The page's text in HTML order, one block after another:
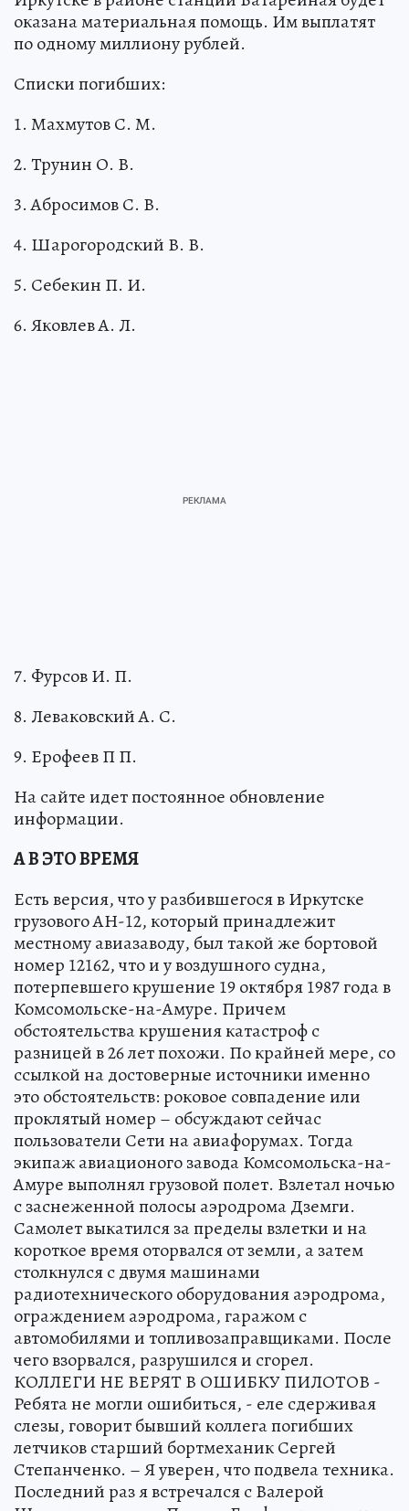
оказана материальная помощь. Им выплатят
по одному миллиону рублей.
Списки погибших:
1. Махмутов С. М.
2. Трунин О. В.
3. Абросимов С. В.
4. Шарогородский В. В.
5. Себекин П. И.
6. Яковлев А. Л.
7. Фурсов И. П.
8. Леваковский А. С.
9. Ерофеев П П.
На сайте идет постоянное обновление
информации.
А В ЭТО ВРЕМЯ
Есть версия, что у разбившегося в Иркутске
грузового АН-12, который принадлежит
местному авиазаводу, был такой же бортовой
номер 12162, что и у воздушного судна,
потерпевшего крушение 19 октября 1987 года в
Комсомольске-на-Амуре. Причем
обстоятельства крушения катастроф с
разницей в 26 лет похожи. По крайней мере, со
ссылкой на достоверные источники именно
это обстоятельств: роковое совпадение или
проклятый номер – обсуждают сейчас
пользователи Сети на авиафорумах. Тогда
экипаж авиационого завода Комсомольска-на-
Амуре выполнял грузовой полет. Взлетал ночью
с заснеженной полосы аэродрома Дземги.
Самолет выкатился за пределы взлетки и на
короткое время оторвался от земли, а затем
столкнулся с двумя машинами
радиотехнического оборудования аэродрома,
ограждением аэродрома, гаражом с
автомобилями и топливозаправщиками. После
чего взорвался, разрушился и сгорел.
КОЛЛЕГИ НЕ ВЕРЯТ В ОШИБКУ ПИЛОТОВ -
Ребята не могли ошибиться, - еле сдерживая
слезы, говорит бывший коллега погибших
летчиков старший бортмеханик Сергей
Степанченко. – Я уверен, что подвела техника.
Последний раз я встречался с Валерой